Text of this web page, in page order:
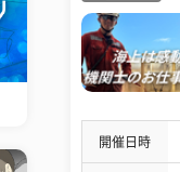
開催日時